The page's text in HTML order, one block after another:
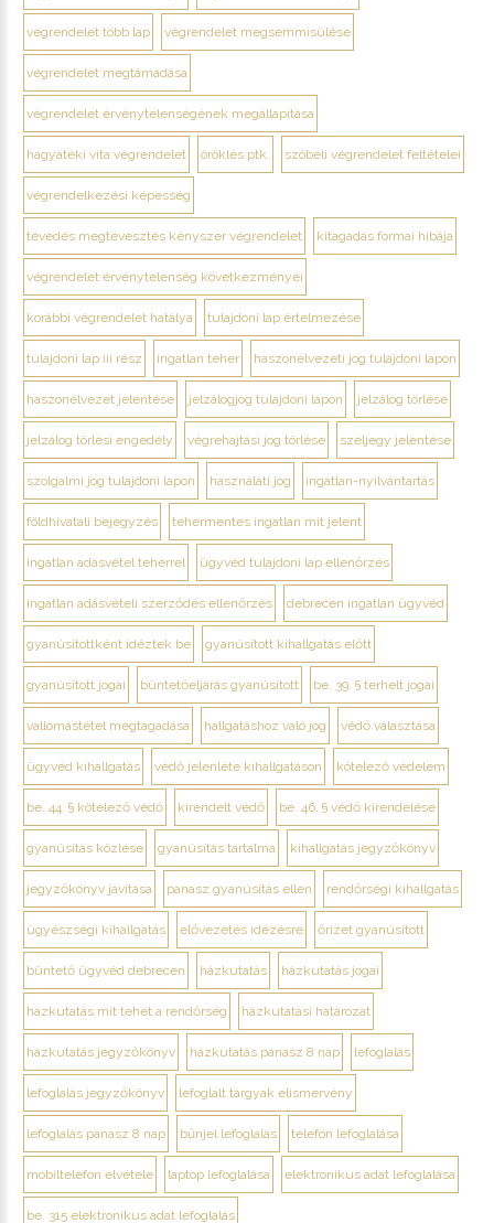
végrendelet több lap végrendelet megsemmisülése
végrendelet megtámadása
végrendelet érvénytelenségének megállapítása
hagyatéki vita végrendelet öröklés ptk. szóbeli végrendelet feltételei
végrendelkezési képesség
tévedés megtévesztés kényszer végrendelet kitagadás formai hibája
végrendelet érvénytelenség következményei
korábbi végrendelet hatálya tulajdoni lap értelmezése
tulajdoni lap iii rész ingatlan teher haszonélvezeti jog tulajdoni lapon
haszonélvezet jelentése jelzálogjog tulajdoni lapon jelzálog törlése
jelzálog törlési engedély végrehajtási jog törlése széljegy jelentése
szolgalmi jog tulajdoni lapon használati jog ingatlan-nyilvántartás
földhivatali bejegyzés tehermentes ingatlan mit jelent
ingatlan adásvétel teherrel ügyvéd tulajdoni lap ellenőrzés
ingatlan adásvételi szerződés ellenőrzés debrecen ingatlan ügyvéd
gyanúsítottként idéztek be gyanúsított kihallgatás előtt
gyanúsított jogai büntetőeljárás gyanúsított be. 39. § terhelt jogai
vallomástétel megtagadása hallgatáshoz való jog védő választása
ügyvéd kihallgatás védő jelenléte kihallgatáson kötelező védelem
be. 44. § kötelező védő kirendelt védő be. 46. § védő kirendelése
gyanúsítás közlése gyanúsítás tartalma kihallgatás jegyzőkönyv
jegyzőkönyv javítása panasz gyanúsítás ellen rendőrségi kihallgatás
ügyészségi kihallgatás elővezetés idézésre őrizet gyanúsított
büntető ügyvéd debrecen házkutatás házkutatás jogai
házkutatás mit tehet a rendőrség házkutatási határozat
házkutatás jegyzőkönyv házkutatás panasz 8 nap lefoglalás
lefoglalás jegyzőkönyv lefoglalt tárgyak elismervény
lefoglalás panasz 8 nap bűnjel lefoglalás telefon lefoglalása
mobiltelefon elvétele laptop lefoglalása elektronikus adat lefoglalása
be. 315 elektronikus adat lefoglalás